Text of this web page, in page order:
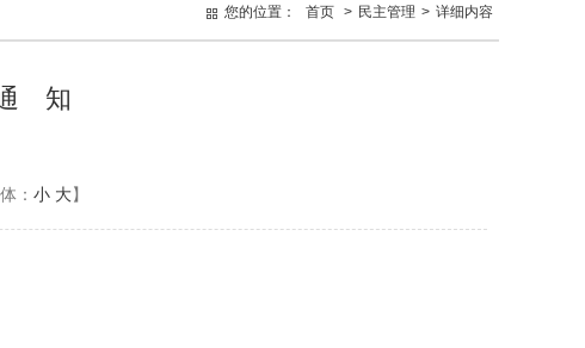
您的位置： 首页 > 民主管理 > 详细内容
通 知
： 小 大】